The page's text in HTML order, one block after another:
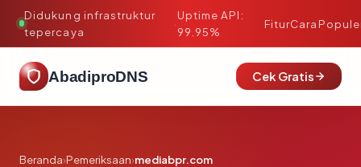
Didukung infrastruktur
tepercaya
·
Uptime API:
99.95%
FiturCara
AbadiproDNS Cek Gratis
Beranda›Pemeriksaan›mediabpr.com